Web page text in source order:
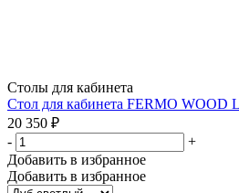
Столы для кабинета
Стол для кабинета FERMO WOOD
20 350 ₽
-
+
Добавить в избранное
Добавить в избранное